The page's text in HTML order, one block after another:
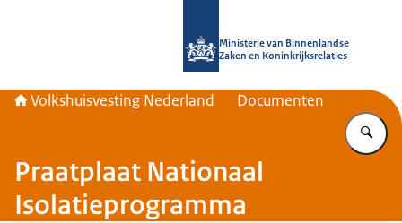
Ministerie van Binnenlandse
Zaken en Koninkrijksrelaties
Volkshuisvesting Nederland Documenten
Praatplaat Nationaal
Isolatieprogramma